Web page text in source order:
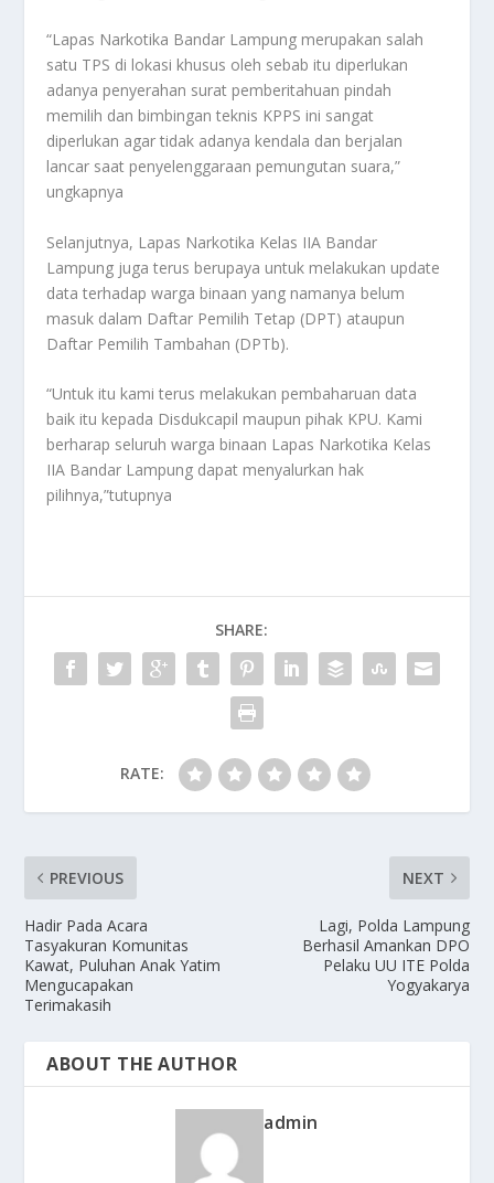
“Lapas Narkotika Bandar Lampung merupakan salah
satu TPS di lokasi khusus oleh sebab itu diperlukan
adanya penyerahan surat pemberitahuan pindah
memilih dan bimbingan teknis KPPS ini sangat
diperlukan agar tidak adanya kendala dan berjalan
lancar saat penyelenggaraan pemungutan suara,”
ungkapnya
Selanjutnya, Lapas Narkotika Kelas IIA Bandar
Lampung juga terus berupaya untuk melakukan update
data terhadap warga binaan yang namanya belum
masuk dalam Daftar Pemilih Tetap (DPT) ataupun
Daftar Pemilih Tambahan (DPTb).
“Untuk itu kami terus melakukan pembaharuan data
baik itu kepada Disdukcapil maupun pihak KPU. Kami
berharap seluruh warga binaan Lapas Narkotika Kelas
IIA Bandar Lampung dapat menyalurkan hak
pilihnya,”tutupnya
SHARE:
RATE:
PREVIOUS
Hadir Pada Acara
Tasyakuran Komunitas
Kawat, Puluhan Anak Yatim
Mengucapakan
Terimakasih
NEXT
Lagi, Polda Lampung
Berhasil Amankan DPO
Pelaku UU ITE Polda
Yogyakarya
ABOUT THE AUTHOR
admin